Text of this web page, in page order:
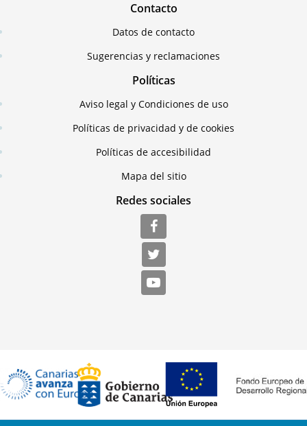
Contacto
Datos de contacto
Sugerencias y reclamaciones
Políticas
Aviso legal y Condiciones de uso
Políticas de privacidad y de cookies
Políticas de accesibilidad
Mapa del sitio
Redes sociales